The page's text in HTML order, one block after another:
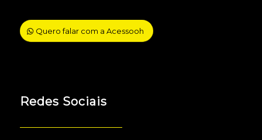
Quero falar com a Acessooh
Redes Sociais